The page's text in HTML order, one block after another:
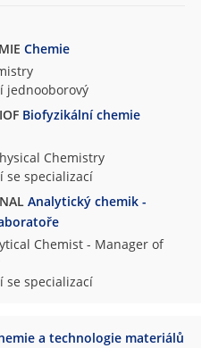
Chemie
jednooborový
Biofyzikální chemie
Chemistry
se specializací
Analytický chemik -
Chemist - Manager of
se specializací
a technologie materiálů